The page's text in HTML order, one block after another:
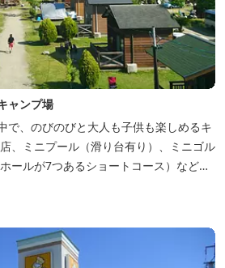
ャンプ場
で、のびのびと大人も子供も楽しめるキ
、ミニプール（滑り台有り）、ミニゴル
ールが7つあるショートコース）なども
公園の玄関口にあたります。